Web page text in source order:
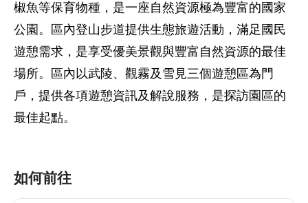
椒魚等保育物種，是一座自然資源極為豐富的國家
公園。區內登山步道提供生態旅遊活動，滿足國民
遊憩需求，是享受優美景觀與豐富自然資源的最佳
場所。區內以武陵、觀霧及雪見三個遊憩區為門
戶，提供各項遊憩資訊及解說服務，是探訪園區的
最佳起點。
如何前往